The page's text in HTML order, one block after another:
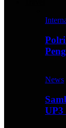
News
UP3